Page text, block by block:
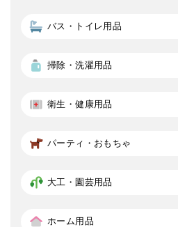
バス・トイレ用品
掃除・洗濯用品
衛生・健康用品
パーティ・おもちゃ
大工・園芸用品
ホーム用品